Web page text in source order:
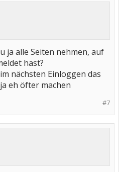
ja alle Seiten nehmen, auf
hast?
nächsten Einloggen das
eh öfter machen
#7